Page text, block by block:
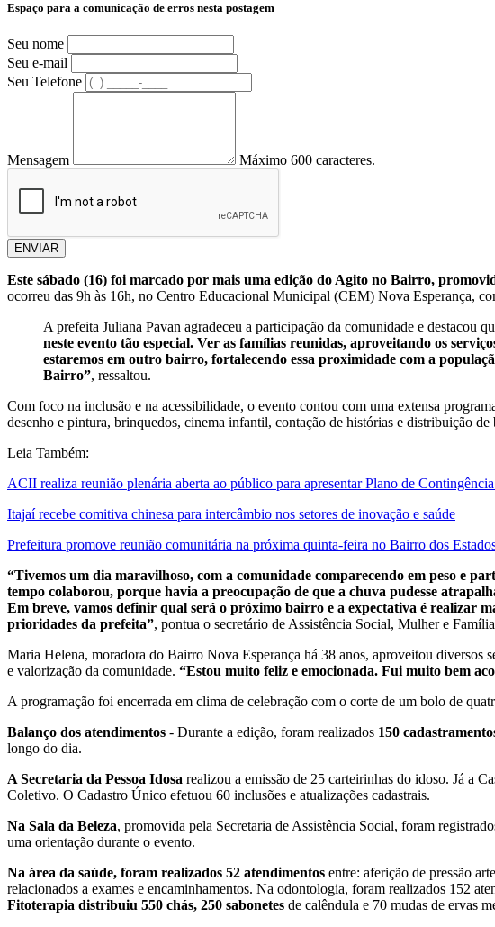
Espaço para a comunicação de erros nesta postagem
Seu nome
Seu e-mail
Seu Telefone
Mensagem Máximo 600 caracteres.
ENVIAR
Este sábado (16) foi marcado por mais uma edição do Agito no Bairro,
ocorreu das 9h às 16h, no Centro Educacional Municipal (CEM) Nova Esperança,
A prefeita Juliana Pavan agradeceu a participação da comunidade e destacou
neste evento tão especial. Ver as famílias reunidas, aproveitando os
estaremos em outro bairro, fortalecendo essa proximidade com a
Bairro”, ressaltou.
Com foco na inclusão e na acessibilidade, o evento contou com uma extensa
desenho e pintura, brinquedos, cinema infantil, contação de histórias e distribuição
Leia Também:
ACII realiza reunião plenária aberta ao público para apresentar Plano de
Itajaí recebe comitiva chinesa para intercâmbio nos setores de inovação e saúde
Prefeitura promove reunião comunitária na próxima quinta-feira no Bairro dos
“Tivemos um dia maravilhoso, com a comunidade comparecendo em peso e
tempo colaborou, porque havia a preocupação de que a chuva pudesse
Em breve, vamos definir qual será o próximo bairro e a expectativa é realizar
prioridades da prefeita”, pontua o secretário de Assistência Social, Mulher e
Maria Helena, moradora do Bairro Nova Esperança há 38 anos, aproveitou diversos
e valorização da comunidade. “Estou muito feliz e emocionada. Fui muito bem
A programação foi encerrada em clima de celebração com o corte de um bolo de
Balanço dos atendimentos - Durante a edição, foram realizados 150
longo do dia.
A Secretaria da Pessoa Idosa realizou a emissão de 25 carteirinhas do idoso. Já a
Coletivo. O Cadastro Único efetuou 60 inclusões e atualizações cadastrais.
Na Sala da Beleza, promovida pela Secretaria de Assistência Social, foram
uma orientação durante o evento.
Na área da saúde, foram realizados 52 atendimentos entre: aferição de pressão
relacionados a exames e encaminhamentos. Na odontologia, foram realizados 152
Fitoterapia distribuiu 550 chás, 250 sabonetes de calêndula e 70 mudas de ervas